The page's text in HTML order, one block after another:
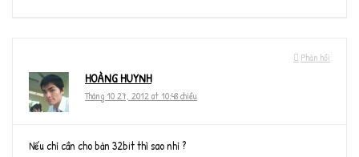
Phản hồi
HOÀNG HUYNH
Tháng 10 27, 2012 at 10:48 chiều
Nếu chỉ cần cho bản 32bit thì sao nhỉ ?